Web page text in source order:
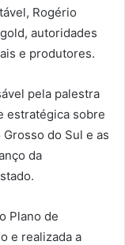
Rogério
autoridades
e produtores.
pela palestra
estratégica sobre
do Sul e as
da
Plano de
e realizada a